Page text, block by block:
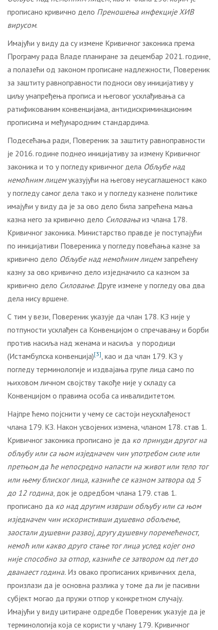
прописано кривично дело Преношења инфекције ХИВ
вирусом.
Имајући у виду да су измене Кривичног законика према
Програму рада Владе планиране за децембар 2021. године,
а полазећи од законом прописане надлежности, Повереник
за заштиту равноправности подноси ову иницијативу у
циљу унапређења прописа и његовог усклађивања са
ратификованим конвенцијама, антидискриминационим
прописима и међународним стандардима.
Подесећања ради, Повереник за заштиту равноправности
је 2016. године поднео иницијативу за измену Кривичног
законика и то у погледу кривичног дела Обљубе над
немоћним лицемуказујући на његову неусаглашеност како
у погледу самог дела тако и у погледу казнене политике
имајући у виду да је за ово дело била запрећена мања
казна него за кривично дело Силовањаиз члана 178.
Кривичног законика. Министарство правде је поступајући
по иницијативи Повереника у погледу повећања казне за
кривично дело Обљубе над немоћним лицемзапрећену
казну за ово кривично дело изједначило са казном за
кривично дело Силовање. Друге измене у погледу ова два
дела нису вршене.
С тим у вези, Повереник указује да члан 178. КЗ није у
потпуности усклађен са Конвенцијом о спречавању и борби
против насиља над женама и насиља у породици
(Истамбулска конвенција)[3], као и да члан 179. КЗ у
погледу терминологије и издвајања групе лица само по
њиховом личном својству такође није у складу са
Конвенцијом о правима особа са инвалидитетом.
Најпре ћемо појснити у чему се састоји неусклађеност
члана 179. КЗ. Након усвојених измена, чланом 178. став 1.
Кривичног законика прописано је да ко принуди другог на
обљубу или са њом изједначен чин употребом силе или
претњом да ће непосредно напасти на живот или тело тог
или њему блиског лица, казниће се казном затвора од 5
до 12 година, док је одредбом члана 179. став 1.
прописано да ко над другим изврши обљубу или са њом
изједначен чин искористивши душевно обољење,
заостали душевни развој, другу душевну поремећеност,
немоћ или какво друго стање тог лица услед којег оно
није способно за отпор, казниће се затвором од пет до
дванаест година. Из овако прописаних кривичних дела,
произлази да је основна разлика у томе да ли је пасивни
субјект могао да пружи отпор у конкретном случају.
Имајући у виду цитиране одредбе Повереник указује да је
терминологија која се користи у члану 179. Кривичног